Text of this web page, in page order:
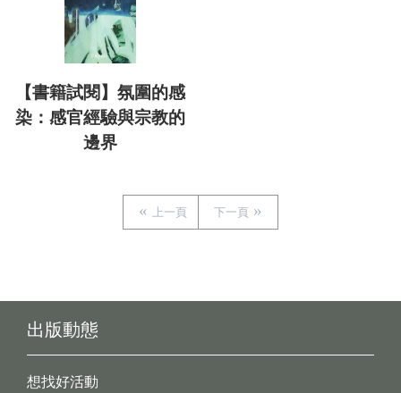
【書籍試閱】氛圍的感
染：感官經驗與宗教的
邊界
上一頁 下一頁
出版動態
想找好活動